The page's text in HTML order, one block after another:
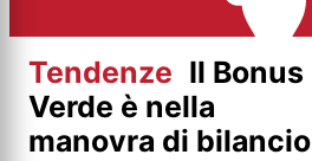
Tendenze Il Bonus
Verde è nella
manovra di bilancio